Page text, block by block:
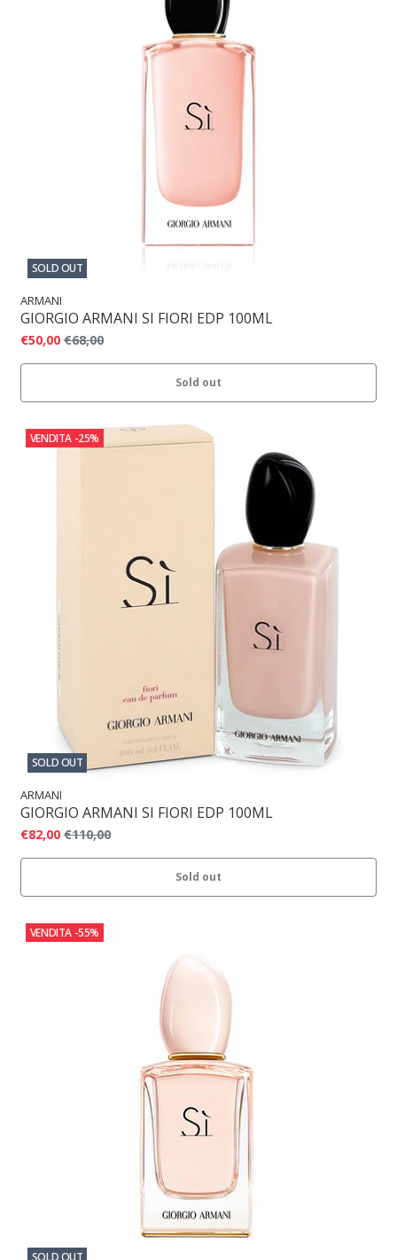
SOLD OUT
ARMANI
GIORGIO ARMANI SI FIORI EDP 100ML
€50,00 €68,00
Sold out
VENDITA -25%
SOLD OUT
ARMANI
GIORGIO ARMANI SI FIORI EDP 100ML
€82,00 €110,00
Sold out
VENDITA -55%
SOLD OUT